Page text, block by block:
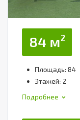
84 м2
Площадь: 84
Этажей: 2
Подробнее